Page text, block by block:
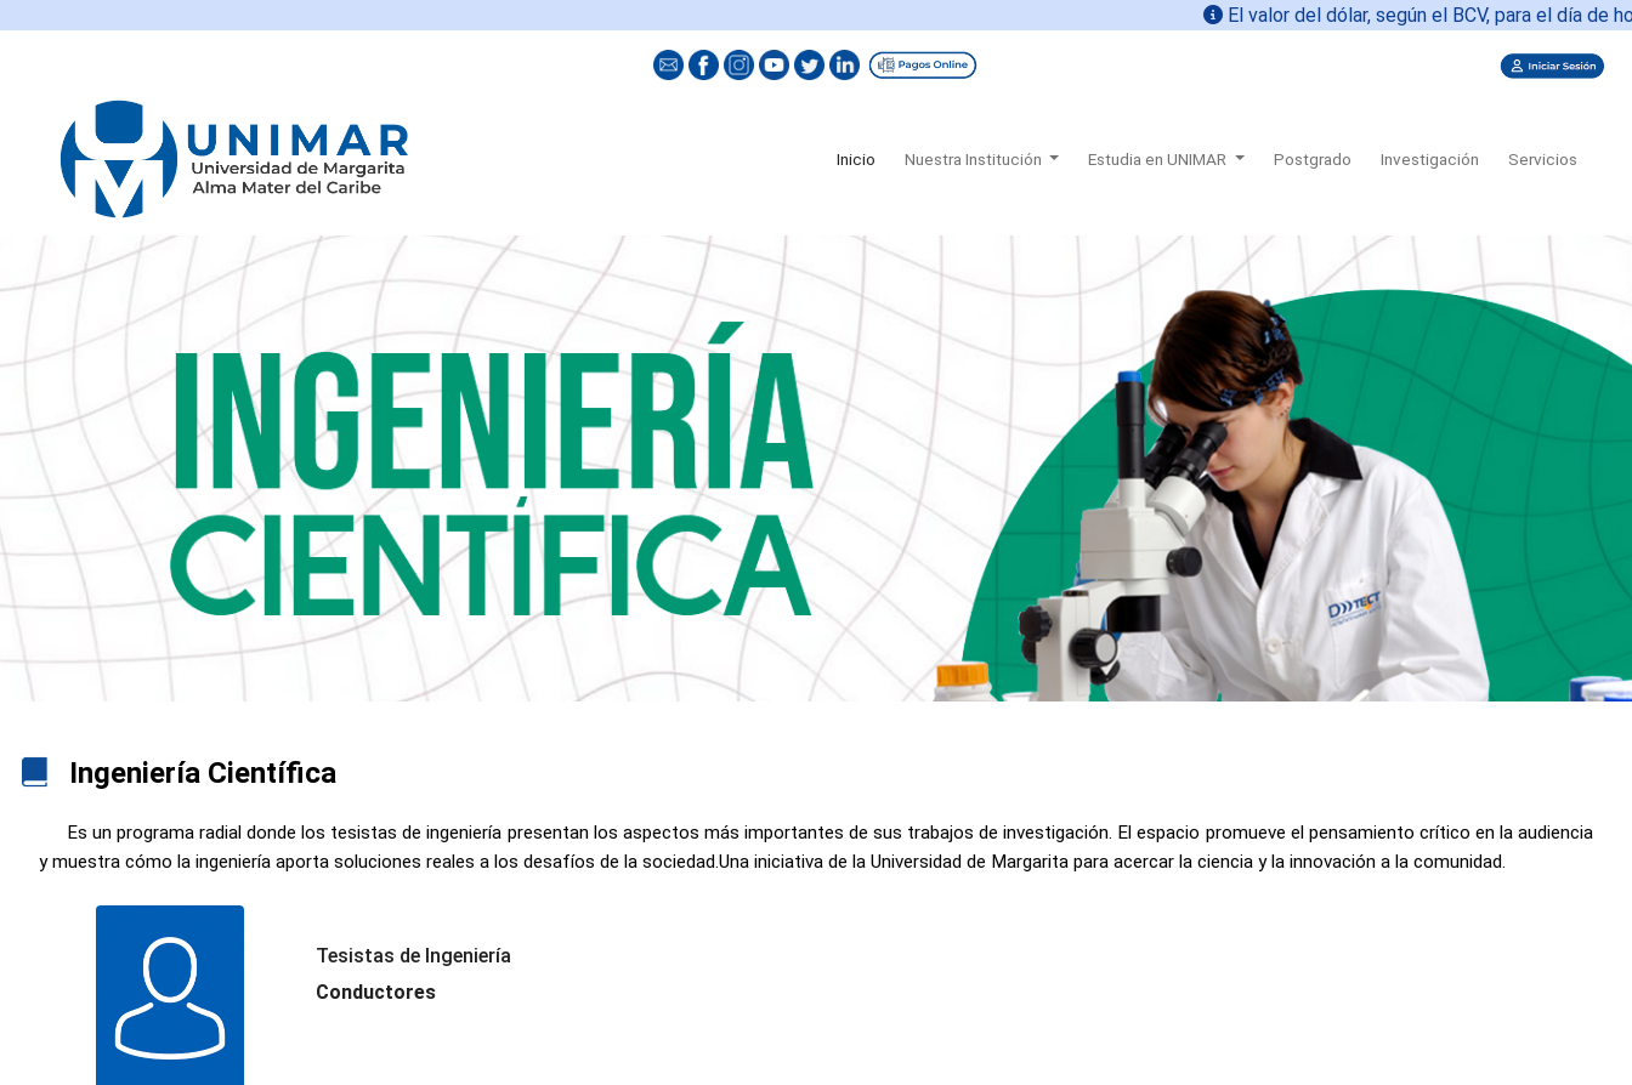
El valor del dólar, según el BCV, para el día de hoy 06-
Inicio(current)Nuestra Institución Estudia en UNIMAR Postgrado Investigación Servicios
Ingeniería Científica
Es un programa radial donde los tesistas de ingeniería presentan los aspectos más importantes de sus trabajos de investigación. El espacio promueve el pensamiento crítico en la audiencia
y muestra cómo la ingeniería aporta soluciones reales a los desafíos de la sociedad.Una iniciativa de la Universidad de Margarita para acercar la ciencia y la innovación a la comunidad.
Tesistas de Ingeniería
Conductores